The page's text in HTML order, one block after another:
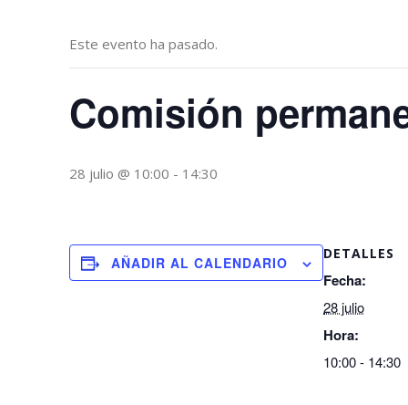
Este evento ha pasado.
Comisión
28 julio @ 10:00 - 14:30
AÑADIR AL CALENDARIO
DETALLES
Fecha:
28 julio
Hora:
10:00 - 14:30